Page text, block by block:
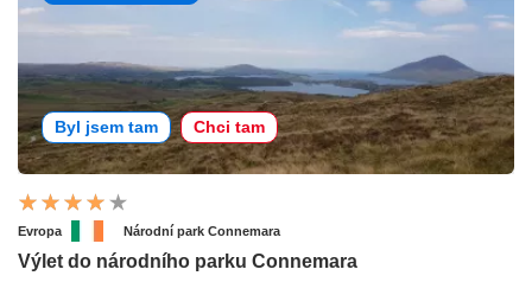
Byl jsem tam Chci tam
Evropa Národní park Connemara
Výlet do národního parku Connemara